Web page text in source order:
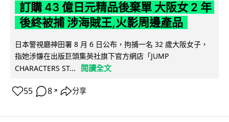
訂購 43 億日元精品後棄單 大阪女 2 年
後終被捕 涉海賊王,火影周邊產品
日本警視廳神田署 8 月 6 日公布，拘捕一名 32 歲大阪女子，
指她涉嫌在出版巨頭集英社旗下官方網店「JUMP
CHARACTERS ST...
閱讀全文
55 8 ↗ 分享